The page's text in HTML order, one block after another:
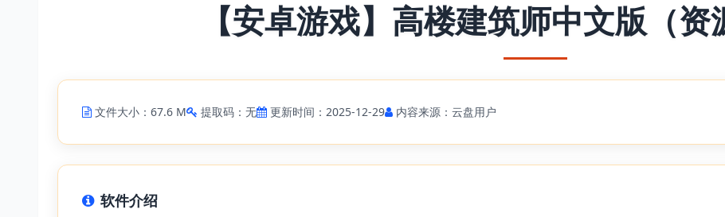
【安卓游戏】高楼建筑师中文版（
文件大小：67.6 M 提取码：无 更新时间：2025-12-29 内容来源：云盘用户
软件介绍